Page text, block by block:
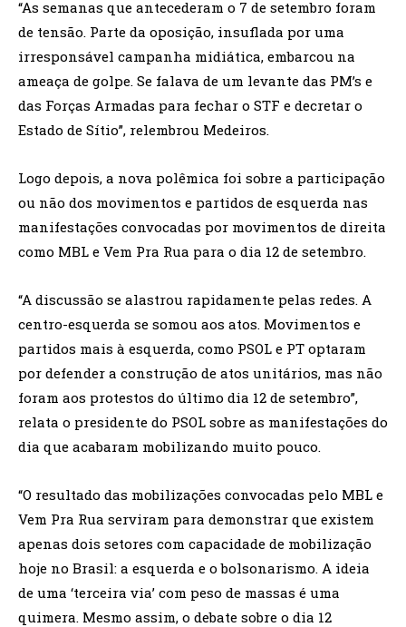
“As semanas que antecederam o 7 de setembro foram
de tensão. Parte da oposição, insuflada por uma
irresponsável campanha midiática, embarcou na
ameaça de golpe. Se falava de um levante das PM’s e
das Forças Armadas para fechar o STF e decretar o
Estado de Sítio”, relembrou Medeiros.
Logo depois, a nova polêmica foi sobre a participação
ou não dos movimentos e partidos de esquerda nas
manifestações convocadas por movimentos de direita
como MBL e Vem Pra Rua para o dia 12 de setembro.
“A discussão se alastrou rapidamente pelas redes. A
centro-esquerda se somou aos atos. Movimentos e
partidos mais à esquerda, como PSOL e PT optaram
por defender a construção de atos unitários, mas não
foram aos protestos do último dia 12 de setembro”,
relata o presidente do PSOL sobre as manifestações do
dia que acabaram mobilizando muito pouco.
“O resultado das mobilizações convocadas pelo MBL e
Vem Pra Rua serviram para demonstrar que existem
apenas dois setores com capacidade de mobilização
hoje no Brasil: a esquerda e o bolsonarismo. A ideia
de uma ‘terceira via’ com peso de massas é uma
quimera. Mesmo assim, o debate sobre o dia 12